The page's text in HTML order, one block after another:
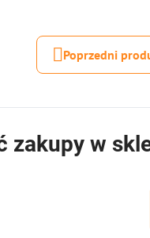
Poprzedni
zakupy w